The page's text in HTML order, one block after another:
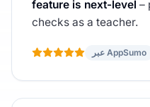
feature is next-level –
checks as a teacher.
عبر AppSumo